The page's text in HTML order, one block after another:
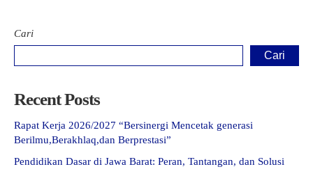
Cari
Cari
Recent Posts
Rapat Kerja 2026/2027 “Bersinergi Mencetak generasi
Berilmu,Berakhlaq,dan Berprestasi”
Pendidikan Dasar di Jawa Barat: Peran, Tantangan, dan Solusi